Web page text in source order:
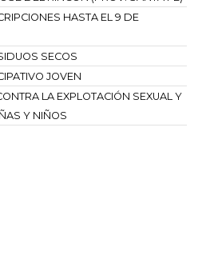
HASTA EL 9 DE
SECOS
JOVEN
LA EXPLOTACIÓN SEXUAL Y
Y NIÑOS